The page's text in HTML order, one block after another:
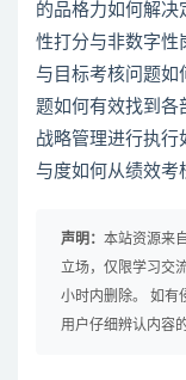
的品格力如何解
性打分与非数字性
与目标考核问题如
题如何有效找到各
战略管理进行执行
与度如何从绩效考
声明： 本站资源来
立场，仅限学习交
小时内删除。 如有
用户仔细辨认内容